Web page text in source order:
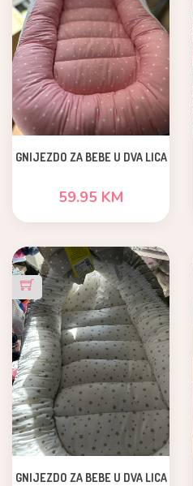
GNIJEZDO ZA BEBE U DVA LICA
59.95 KM
GNIJEZDO ZA BEBE U DVA LICA